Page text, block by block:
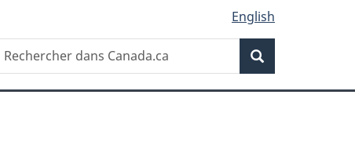
English
Recherche
Rechercher
dans